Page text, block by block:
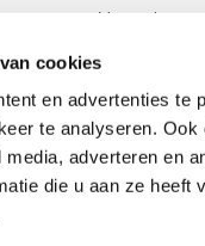
cookies
en advertenties te
te analyseren.
adverteren en
die u aan ze
Vacancies
Our store